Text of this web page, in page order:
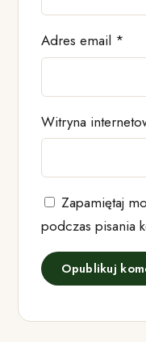
Adres email *
Witryna
Zapamiętaj
podczas pisania